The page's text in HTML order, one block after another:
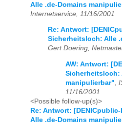
Alle .de-Domains
Internetservice, 11/16/2001
Re: Antwort:
Sicherheitsloch: Alle
Gert Doering,
AW: Antwort:
Sicherheitsloch:
manipulierbar"
11/16/2001
<Possible follow-up(s)>
Re: Antwort:
Alle .de-Domains